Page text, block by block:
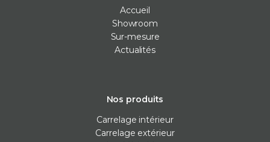
Accueil
Showroom
Sur-mesure
Actualités
Nos produits
Carrelage intérieur
Carrelage extérieur